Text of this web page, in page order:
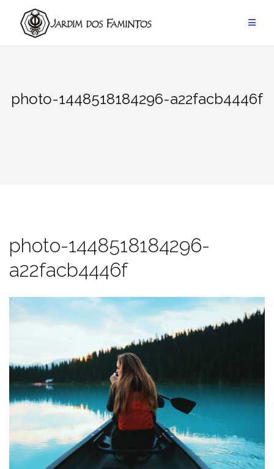
conteúdo
photo-1448518184296-a22facb4446f
photo-1448518184296-
a22facb4446f